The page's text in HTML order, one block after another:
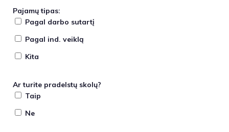
Pajamų tipas:
Pagal darbo sutartį
Pagal ind. veiklą
Kita
Ar turite pradelstų skolų?
Taip
Ne